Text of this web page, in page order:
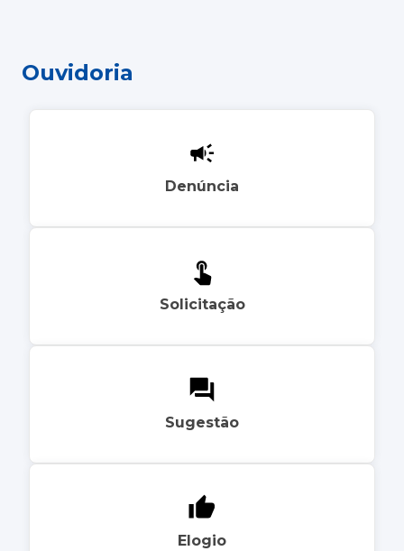
Ouvidoria
Denúncia
Solicitação
Sugestão
Elogio